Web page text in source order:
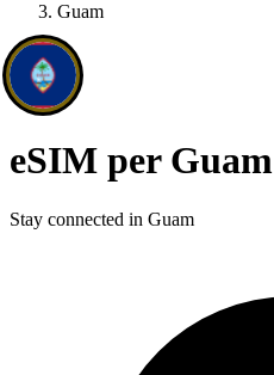
Guam
eSIM per Guam
Stay connected in Guam